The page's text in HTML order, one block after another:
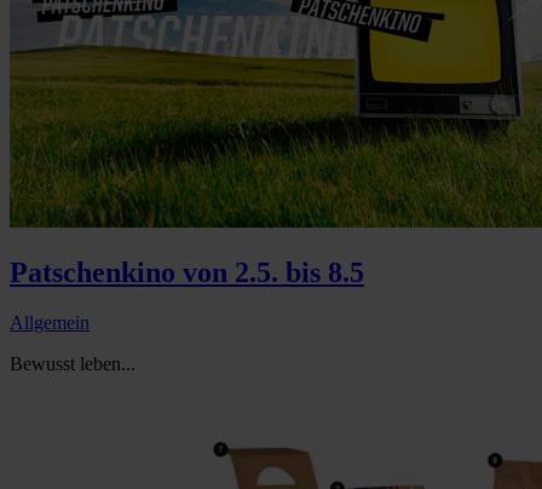
Patschenkino von 2.5. bis 8.5
Allgemein
Bewusst leben...